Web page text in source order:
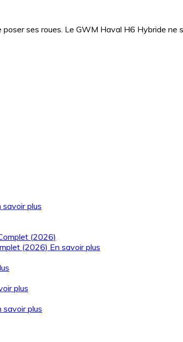
ses roues. Le GWM Haval H6 Hybride ne
savoir plus
(2026) En savoir plus
plus
savoir plus